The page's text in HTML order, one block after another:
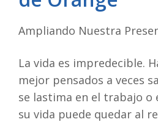
Ampliando Nuestra
La vida es impredecible.
mejor pensados a veces
se lastima en el trabajo
su vida puede quedar al